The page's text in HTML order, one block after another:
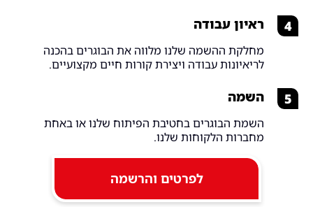
4 ראיון עבודה
מחלקת ההשמה שלנו מלווה את הבוגרים בהכנה
לריאיונות עבודה ויצירת קורות חיים מקצועיים.
5 השמה
השמת הבוגרים בחטיבת הפיתוח שלנו או באחת
מחברות הלקוחות שלנו.
לפרטים והרשמה